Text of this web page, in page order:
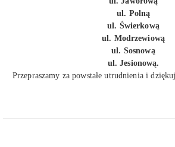
ul. Polną
ul. Świerkową
ul. Modrzewiową
ul. Sosnową
ul. Jesionową.
Przepraszamy za powstałe utrudnienia i